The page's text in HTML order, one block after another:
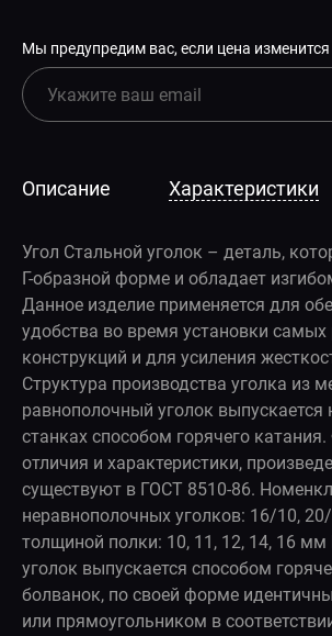
Мы предупредим вас, если цена изменится
Описание Характеристики
Угол Стальной уголок – деталь,
Г-образной форме и обладает
Данное изделие применяется для
удобства во время установки
конструкций и для усиления
Структура производства уголка из
равнополочный уголок выпускается
станках способом горячего
отличия и характеристики,
существуют в ГОСТ 8510-86.
неравнополочных уголков: 16/10,
толщиной полки: 10, 11, 12, 14, 16
уголок выпускается способом
болванок, по своей форме
или прямоугольником в